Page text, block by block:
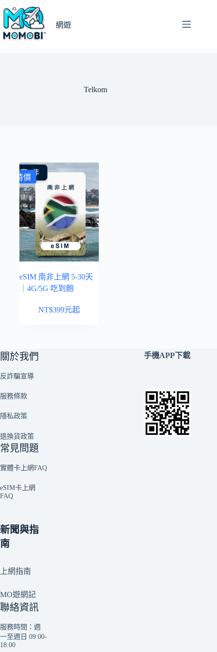
跳
主
要
網遊
Telkom
特價
eSIM 南非上網 5-30天
｜4G/5G 吃到飽
NT$399元起
關於我們
反詐騙宣導
服務條款
隱私政策
退換貨政策
常見問題
實體卡上網FAQ
eSIM卡上網
FAQ
新聞與指
南
上網指南
MO遊網記
聯絡資訊
服務時間：週
一至週日 09:00-
18:00
手機APP下載